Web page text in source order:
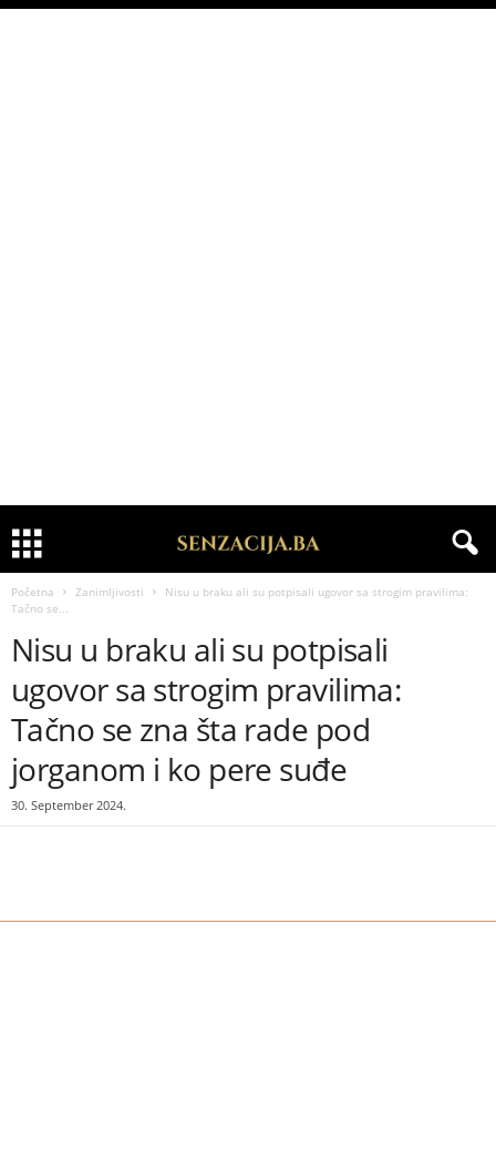
Početna Zanimljivosti
Nisu u braku ali su potpisali ugovor sa strogim pravilima:
Tačno se...
Nisu u braku ali su potpisali
ugovor sa strogim pravilima:
Tačno se zna šta rade pod
jorganom i ko pere suđe
30. September 2024.